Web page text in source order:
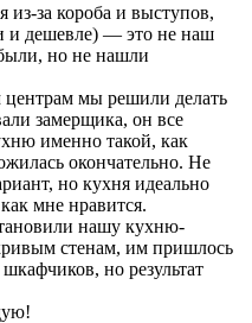
из-за короба и выступов,
и дешевле) — это не наш
но не нашли
центрам мы решили делать
замерщика, он все
именно такой, как
окончательно. Не
но кухня идеально
мне нравится.
нашу кухню-
стенам, им пришлось
но результат